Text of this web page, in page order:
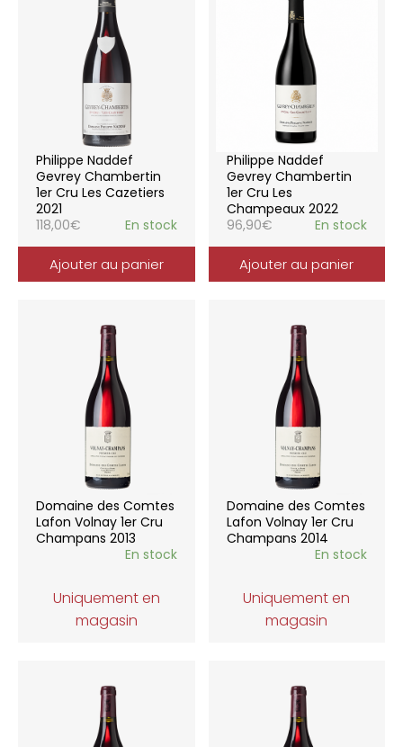
Philippe Naddef
Gevrey Chambertin
1er Cru Les Cazetiers
2021
118,00€ En stock
Ajouter au panier
Philippe Naddef
Gevrey Chambertin
1er Cru Les
Champeaux 2022
96,90€ En stock
Ajouter au panier
Domaine des Comtes
Lafon Volnay 1er Cru
Champans 2013
En stock
Uniquement en
magasin
Domaine des Comtes
Lafon Volnay 1er Cru
Champans 2014
En stock
Uniquement en
magasin